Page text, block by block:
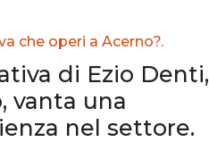
che operi a Acerno?.
di Ezio Denti,
vanta una
nel settore.